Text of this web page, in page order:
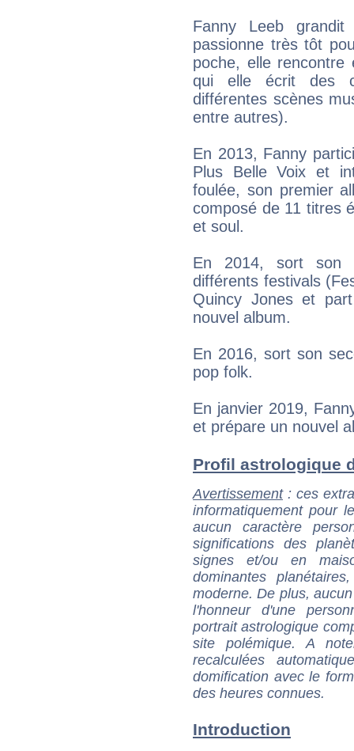
Fanny Leeb
passionne très tôt
poche, elle rencontre
qui elle écrit des
différentes scènes
entre autres).
En 2013, Fanny
Plus Belle Voix et
foulée, son premier
composé de 11 titres
et soul.
En 2014, sort son
différents festivals
Quincy Jones et
nouvel album.
En 2016, sort son
pop folk.
En janvier 2019,
et prépare un nouvel
Profil astrologique
Avertissement: ces
informatiquement pour
aucun caractère
significations des
signes et/ou en
dominantes
moderne. De plus,
l'honneur d'une
portrait astrologique
site polémique. A
recalculées
domification avec le
des heures connues.
Introduction